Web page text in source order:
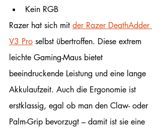
Kein RGB
Razer hat sich mit der Razer DeathAdder
V3 Pro selbst übertroffen. Diese extrem
leichte Gaming-Maus bietet
beeindruckende Leistung und eine lange
Akkulaufzeit. Auch die Ergonomie ist
erstklassig, egal ob man den Claw- oder
Palm-Grip bevorzugt – damit ist sie eine